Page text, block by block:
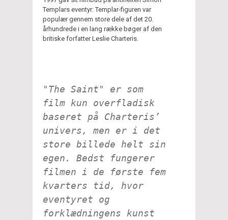
Templars eventyr: Templar-figuren var
populær gennem store dele af det 20.
århundrede i en lang række bøger af den
britiske forfatter Leslie Charteris.
"The Saint" er som
film kun overfladisk
baseret på Charteris’
univers, men er i det
store billede helt sin
egen. Bedst fungerer
filmen i de første fem
kvarters tid, hvor
eventyret og
forklædningens kunst